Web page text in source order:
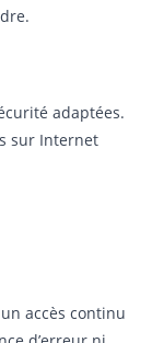
adaptées.
sur Internet
accès continu